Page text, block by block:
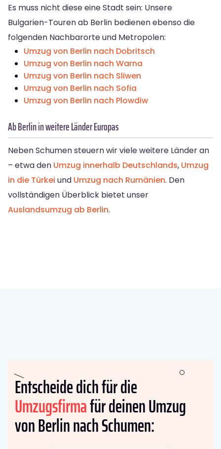
Es muss nicht diese eine Stadt sein: Unsere
Bulgarien-Touren ab Berlin bedienen ebenso die
folgenden Nachbarorte und Metropolen:
Umzug von Berlin nach Dobritsch
Umzug von Berlin nach Warna
Umzug von Berlin nach Sliwen
Umzug von Berlin nach Sofia
Umzug von Berlin nach Plowdiw
Ab Berlin in weitere Länder Europas
Neben Schumen steuern wir viele weitere Länder an
– etwa den Umzug innerhalb Deutschlands, Umzug
in die Türkei und Umzug nach Rumänien. Den
vollständigen Überblick bietet unser
Auslandsumzug ab Berlin.
Entscheide dich für die
Umzugsfirmafür deinen Umzug
von Berlin nach Schumen: